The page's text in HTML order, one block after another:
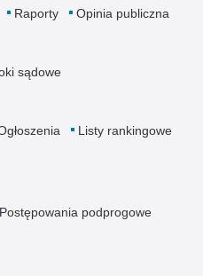
Raporty Opinia publiczna
sądowe
Listy rankingowe
Postępowania podprogowe